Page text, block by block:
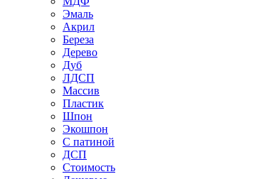
Эмаль
Акрил
Береза
Дерево
Дуб
ЛДСП
Массив
Пластик
Шпон
Экошпон
С патиной
ДСП
Стоимость